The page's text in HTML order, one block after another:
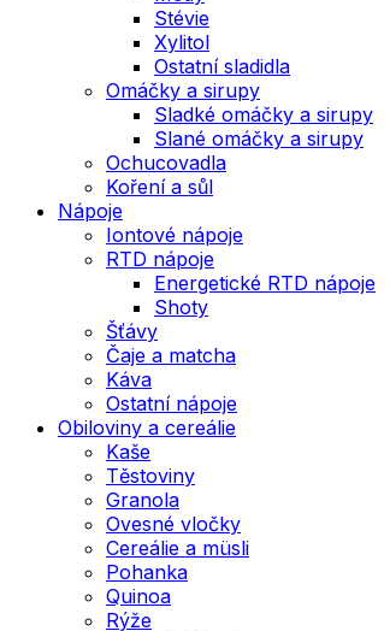
Stévie
Xylitol
Ostatní sladidla
Omáčky a sirupy
Sladké omáčky a sirupy
Slané omáčky a sirupy
Ochucovadla
Koření a sůl
Nápoje
Iontové nápoje
RTD nápoje
Energetické RTD nápoje
Shoty
Šťávy
Čaje a matcha
Káva
Ostatní nápoje
Obiloviny a cereálie
Kaše
Těstoviny
Granola
Ovesné vločky
Cereálie a müsli
Pohanka
Quinoa
Rýže